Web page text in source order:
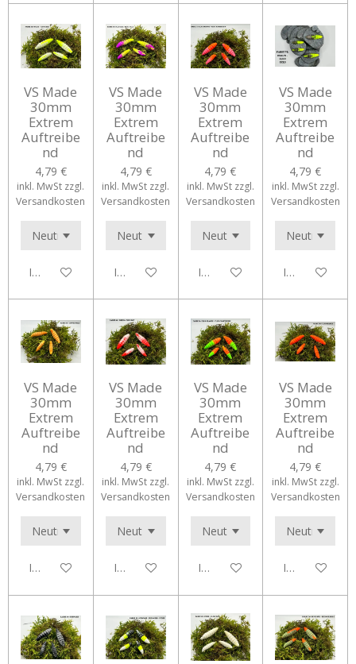
VS Made
30mm
Extrem
Auftreibe
nd
4,79 €
inkl. MwSt zzgl.
Versandkosten
In den Warenkorb
VS Made
30mm
Extrem
Auftreibe
nd
4,79 €
inkl. MwSt zzgl.
Versandkosten
In den Warenkorb
VS Made
30mm
Extrem
Auftreibe
nd
4,79 €
inkl. MwSt zzgl.
Versandkosten
In den Warenkorb
VS Made
30mm
Extrem
Auftreibe
nd
4,79 €
inkl. MwSt zzgl.
Versandkosten
In den
VS Made
30mm
Extrem
Auftreibe
nd
4,79 €
inkl. MwSt zzgl.
Versandkosten
In den Warenkorb
VS Made
30mm
Extrem
Auftreibe
nd
4,79 €
inkl. MwSt zzgl.
Versandkosten
In den Warenkorb
VS Made
30mm
Extrem
Auftreibe
nd
4,79 €
inkl. MwSt zzgl.
Versandkosten
In den Warenkorb
VS Made
30mm
Extrem
Auftreibe
nd
4,79 €
inkl. MwSt zzgl.
Versandkosten
In den